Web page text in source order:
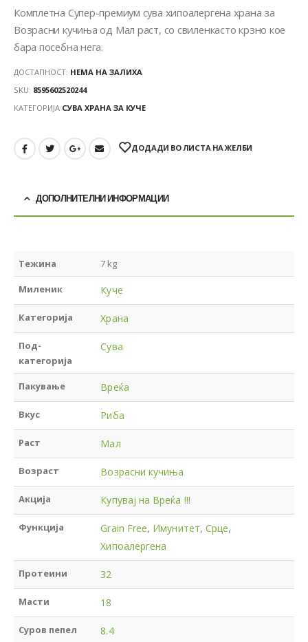
Комплетна Супер-премиум сува хипоалергена храна за
Возрасни кучиња од Мал раст, со свиленкасто крзно кое
бара посебна нега.
ДОСТАПНОСТ: НЕМА НА ЗАЛИХА
SKU: 8595602520244
КАТЕГОРИЈА СУВА ХРАНА ЗА КУЧЕ
ДОДАДИ ВО ЛИСТА НА ЖЕЛБИ
ДОПОЛНИТЕЛНИ ИНФОРМАЦИИ
Тежина 7 kg
Миленик Куче
Категорија Храна
Под-
категорија
Сува
Пакување Вреќа
Вкус Риба
Раст Мал
Возраст Возрасни кучиња
Акција Купувај на Вреќа !!!
Функција Grain Free, Имунитет, Срце,
Хипоалергена
Протеини 32
Масти 18
Суров пепел 8.4